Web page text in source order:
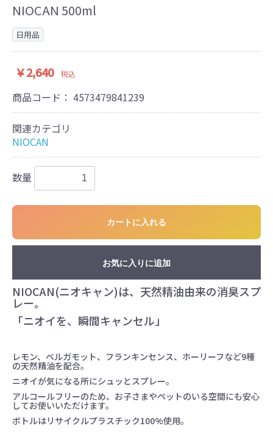
NIOCAN 500ml
日用品
￥2,640 税込
商品コード： 4573479841239
関連カテゴリ
NIOCAN
数量
カートに入れる
お気に入りに追加
NIOCAN(ニオキャン)は、天然精油由来の消臭スプ
レー。
「ニオイを、瞬間キャンセル」
レモン、ベルガモット、フランキンセンス、ホーリーフなど9種
の天然精油を配合。
ニオイが気になる所にシュッとスプレー。
アルコールフリーのため、お子さまやペットのいる空間にも安心
してお使いいただけます。
ボトルはリサイクルプラスチック100%使用。